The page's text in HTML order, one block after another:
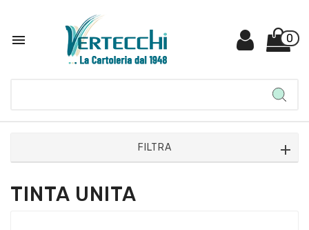
 0
FILTRA
TINTA UNITA